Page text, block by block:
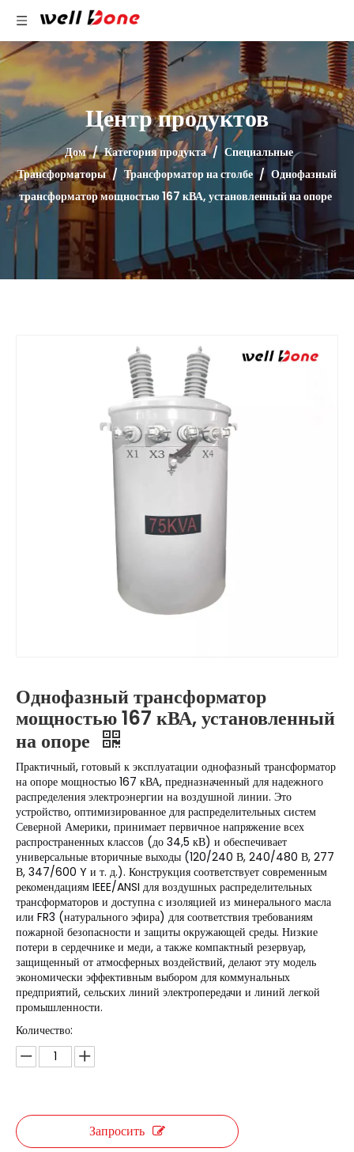
Центр продуктов
Дом / Категория продукта / Специальные
Трансформаторы / Трансформатор на столбе / Однофазный
трансформатор мощностью 167 кВА, установленный на опоре
Однофазный трансформатор
мощностью 167 кВА, установленный
на опоре
Практичный, готовый к эксплуатации однофазный трансформатор
на опоре мощностью 167 кВА, предназначенный для надежного
распределения электроэнергии на воздушной линии. Это
устройство, оптимизированное для распределительных систем
Северной Америки, принимает первичное напряжение всех
распространенных классов (до 34,5 кВ) и обеспечивает
универсальные вторичные выходы (120/240 В, 240/480 В, 277
В, 347/600 Y и т. д.). Конструкция соответствует современным
рекомендациям IEEE/ANSI для воздушных распределительных
трансформаторов и доступна с изоляцией из минерального масла
или FR3 (натурального эфира) для соответствия требованиям
пожарной безопасности и защиты окружающей среды. Низкие
потери в сердечнике и меди, а также компактный резервуар,
защищенный от атмосферных воздействий, делают эту модель
экономически эффективным выбором для коммунальных
предприятий, сельских линий электропередачи и линий легкой
промышленности.
Количество:
Запросить